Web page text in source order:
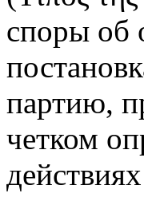
споры об
партию,
четком